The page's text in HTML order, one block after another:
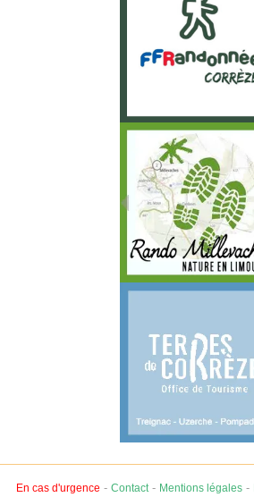
En cas d'urgence - Contact- Mentions légales-